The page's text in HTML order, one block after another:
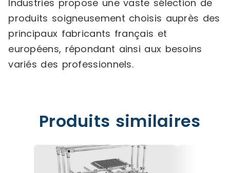
Industries propose une vaste sélection de
produits soigneusement choisis auprès des
principaux fabricants français et
européens, répondant ainsi aux besoins
variés des professionnels.
Produits similaires